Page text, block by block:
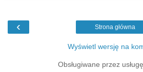
‹ Strona główna
Wyświetl wersję na
Obsługiwane przez usługę